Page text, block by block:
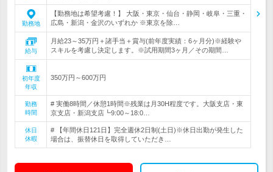
勤務地
【勤務地は希望考慮！】 大阪・東京・仙台・静岡・岐阜・三重・
広島・新潟・金沢のいずれか ※東京を除…
給与
月給23～35万円＋諸手当＋賞与(前年度実績：6ヶ月分)※経験や
スキルを考慮し決定します。※試用期間3ヶ月／その期間…
初年度
年収
350万円～600万円
勤務
時間
# 実働8時間／休憩1時間※残業は月30H程度です。大阪支店・東
京支店・新潟支店┗9:00～18:0…
休日
休暇
# 【年間休日121日】完全週休2日制(土日)※休日出勤が発生した
場合は、振替休日を取得していただき…